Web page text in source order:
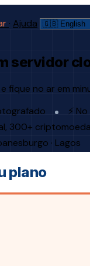
· Ajuda
servidor
fique no ar em
⚡
300+
· Lagos
plano